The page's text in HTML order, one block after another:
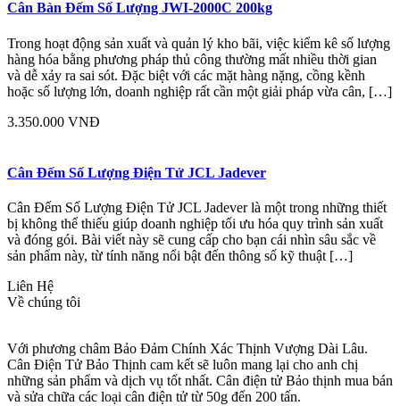
Cân Bàn Đếm Số Lượng JWI-2000C 200kg
Trong hoạt động sản xuất và quản lý kho bãi, việc kiểm kê số lượng
hàng hóa bằng phương pháp thủ công thường mất nhiều thời gian
và dễ xảy ra sai sót. Đặc biệt với các mặt hàng nặng, cồng kềnh
hoặc số lượng lớn, doanh nghiệp rất cần một giải pháp vừa cân, […]
3.350.000 VNĐ
Cân Đếm Số Lượng Điện Tử JCL Jadever
Cân Đếm Số Lượng Điện Tử JCL Jadever là một trong những thiết
bị không thể thiếu giúp doanh nghiệp tối ưu hóa quy trình sản xuất
và đóng gói. Bài viết này sẽ cung cấp cho bạn cái nhìn sâu sắc về
sản phẩm này, từ tính năng nổi bật đến thông số kỹ thuật […]
Liên Hệ
Về chúng tôi
Với phương châm Bảo Đảm Chính Xác Thịnh Vượng Dài Lâu.
Cân Điện Tử Bảo Thịnh cam kết sẽ luôn mang lại cho anh chị
những sản phẩm và dịch vụ tốt nhất. Cân điện tử Bảo thịnh mua bán
và sửa chữa các loại cân điện tử từ 50g đến 200 tấn.